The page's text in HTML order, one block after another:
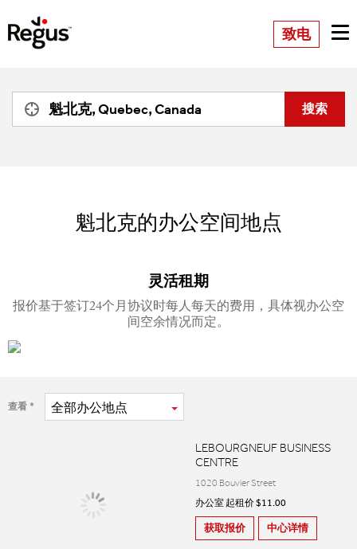
致电
魁北克的办公空间地点
灵活租期
报价基于签订24个月协议时每人每天的费用，具体视办公空
间空余情况而定。
查看 全部办公地点
LEBOURGNEUF BUSINESS
CENTRE
1020 Bouvier Street
办公室 起租价 $11.00
获取报价 中心详情